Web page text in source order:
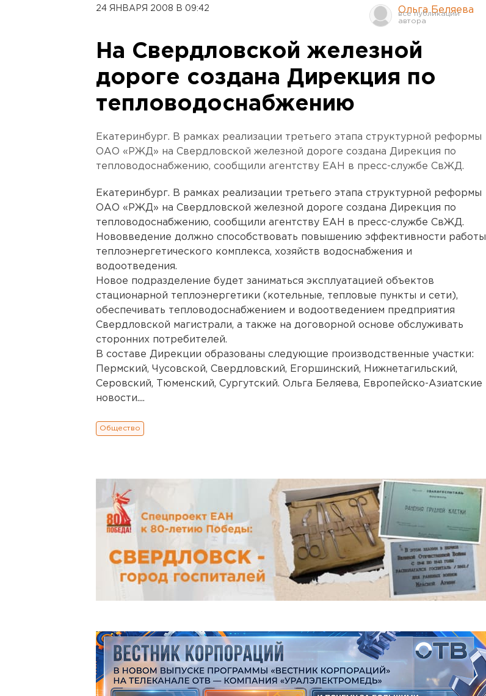
24 ЯНВАРЯ 2008 В 09:42 Ольга Беляева
На Свердловской железной
дороге создана Дирекция по
тепловодоснабжению
Екатеринбург. В рамках реализации третьего этапа структурной реформы
ОАО «РЖД» на Свердловской железной дороге создана Дирекция по
тепловодоснабжению, сообщили агентству ЕАН в пресс-службе СвЖД.
Екатеринбург. В рамках реализации третьего этапа структурной реформы
ОАО «РЖД» на Свердловской железной дороге создана Дирекция по
тепловодоснабжению, сообщили агентству ЕАН в пресс-службе СвЖД.
Нововведение должно способствовать повышению эффективности работы
теплоэнергетического комплекса, хозяйств водоснабжения и
водоотведения.
Новое подразделение будет заниматься эксплуатацией объектов
стационарной теплоэнергетики (котельные, тепловые пункты и сети),
обеспечивать тепловодоснабжением и водоотведением предприятия
Свердловской магистрали, а также на договорной основе обслуживать
сторонних потребителей.
В составе Дирекции образованы следующие производственные участки:
Пермский, Чусовской, Свердловский, Егоршинский, Нижнетагильский,
Серовский, Тюменский, Сургутский. Ольга Беляева, Европейско-Азиатские
новости....
Общество